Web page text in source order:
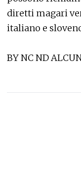
diretti magari
italiano e
BY NC ND